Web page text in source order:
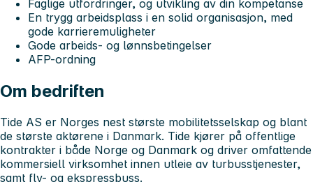
Faglige utfordringer, og utvikling av din kompetanse
En trygg arbeidsplass i en solid organisasjon, med
gode karrieremuligheter
Gode arbeids- og lønnsbetingelser
AFP-ordning
Om bedriften
Tide AS er Norges nest største mobilitetsselskap og blant
de største aktørene i Danmark. Tide kjører på offentlige
kontrakter i både Norge og Danmark og driver omfattende
kommersiell virksomhet innen utleie av turbusstjenester,
samt fly- og ekspressbuss.